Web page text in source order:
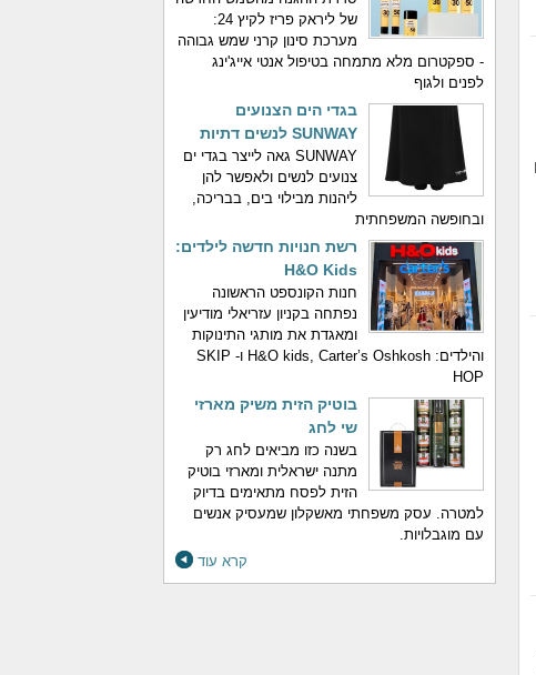
של ליראק פריז לקיץ 24:
מערכת סינון קרני שמש גבוהה
- ספקטרום מלא מתמחה בטיפול אנטי אייג'ינג
לפנים ולגוף
בגדי הים הצנועים
SUNWAY לנשים דתיות
SUNWAY גאה לייצר בגדי ים
צנועים לנשים ולאפשר להן
ליהנות מבילוי בים, בבריכה,
ובחופשה המשפחתית
רשת חנויות חדשה לילדים:
H&O Kids
חנות הקונספט הראשונה
נפתחה בקניון עזריאלי מודיעין
ומאגדת את מותגי התינוקות
והילדים: H&O kids, Carter’s Oshkosh ו- SKIP
HOP
בוטיק הזית משיק מארזי
שי לחג
בשנה כזו מביאים לחג רק
מתנה ישראלית ומארזי בוטיק
הזית לפסח מתאימים בדיוק
למטרה. עסק משפחתי מאשקלון שמעסיק אנשים
עם מוגבלויות.
קרא עוד